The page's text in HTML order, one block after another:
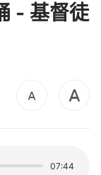
- 基督徒
07:44